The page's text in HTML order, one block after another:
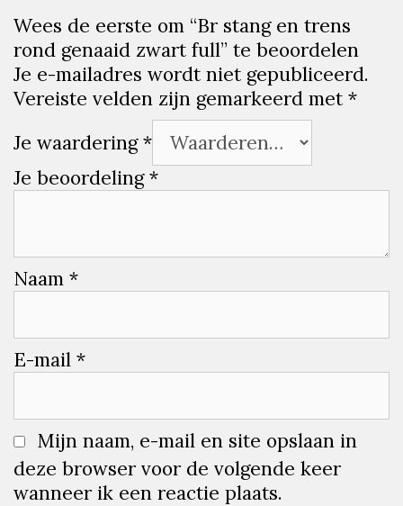
Wees de eerste om “Br stang en trens
rond genaaid zwart full” te beoordelen
Je e-mailadres wordt niet gepubliceerd.
Vereiste velden zijn gemarkeerd met *
Je waardering*
Je beoordeling*
Naam *
E-mail *
Mijn naam, e-mail en site opslaan in
deze browser voor de volgende keer
wanneer ik een reactie plaats.